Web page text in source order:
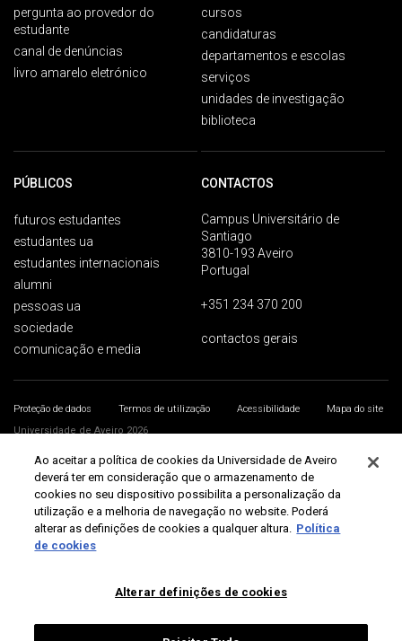
pergunta ao provedor do
estudante
canal de denúncias
livro amarelo eletrónico
cursos
candidaturas
departamentos e escolas
serviços
unidades de investigação
biblioteca
PÚBLICOS
futuros estudantes
estudantes ua
estudantes internacionais
alumni
pessoas ua
sociedade
comunicação e media
CONTACTOS
Campus Universitário de
Santiago
3810-193 Aveiro
Portugal
+351 234 370 200
contactos gerais
Proteção de dados Termos de utilização Acessibilidade
Mapa do site
Universidade de Aveiro 2026
Ao aceitar a política de cookies da Universidade de Aveiro
deverá ter em consideração que o armazenamento de
cookies no seu dispositivo possibilita a personalização da
utilização e a melhoria de navegação no website. Poderá
alterar as definições de cookies a qualquer altura. Política
de cookies
Alterar definições de cookies